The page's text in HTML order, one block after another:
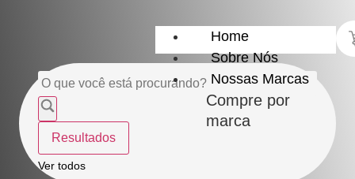
Home
Sobre Nós
Nossas Marcas
Compre por
marca
Resultados
Ver todos